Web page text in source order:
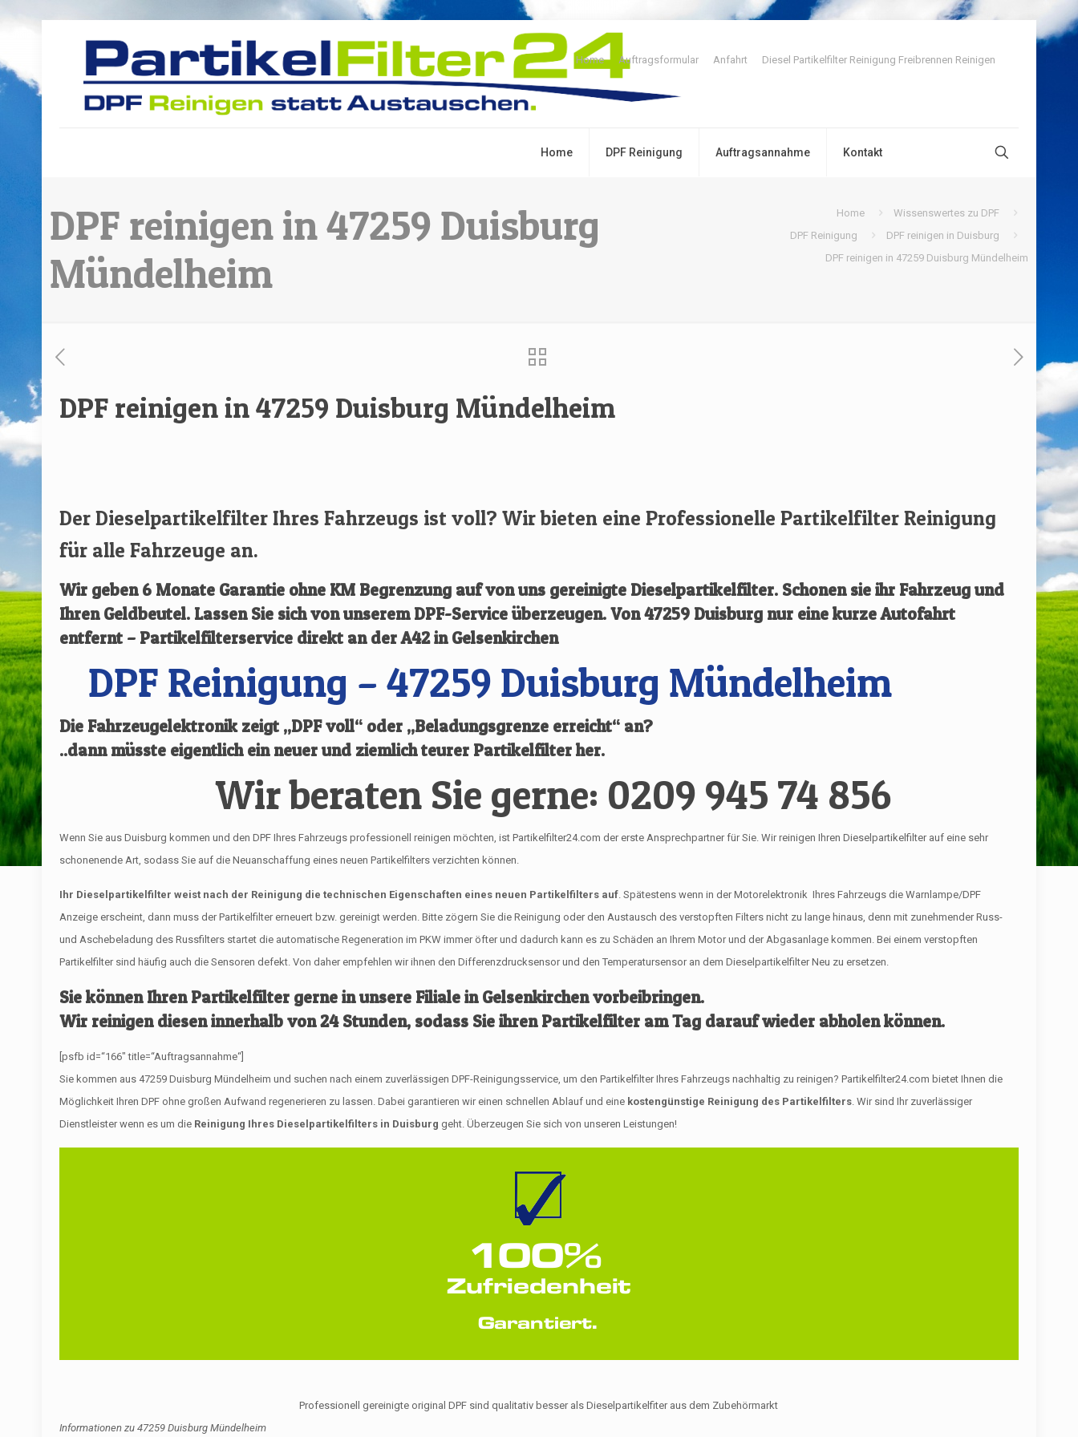
Home DPF Reinigung Auftragsannahme Kontakt
Home Auftragsformular Anfahrt Diesel Partikelfilter Reinigung Freibrennen Reinigen
DPF reinigen in 47259 Duisburg
Mündelheim
Home
Wissenswertes zu DPF
DPF Reinigung
DPF reinigen in Duisburg
DPF reinigen in 47259 Duisburg Mündelheim
DPF reinigen in 47259 Duisburg Mündelheim
Der Dieselpartikelfilter Ihres Fahrzeugs ist voll? Wir bieten eine Professionelle Partikelfilter Reinigung
für alle Fahrzeuge an.
Wir geben 6 Monate Garantie ohne KM Begrenzung auf von uns gereinigte Dieselpartikelfilter. Schonen sie ihr Fahrzeug und
Ihren Geldbeutel. Lassen Sie sich von unserem DPF-Service überzeugen.Von47259 Duisburg nur eine kurze Autofahrt
entfernt – Partikelfilterservice direkt an der A42 in Gelsenkirchen
DPF Reinigung – 47259 Duisburg Mündelheim
Die Fahrzeugelektronik zeigt „DPF voll“ oder „Beladungsgrenze erreicht“ an?
..dann müsste eigentlich ein neuer und ziemlich teurer Partikelfilter her.
Wir beraten Sie gerne: 0209 945 74 856
Wenn Sie aus Duisburg kommen und den DPF Ihres Fahrzeugs professionell reinigen möchten, ist Partikelfilter24.com der erste Ansprechpartner für Sie. Wir reinigen Ihren Dieselpartikelfilter auf eine sehr
schonenende Art, sodass Sie auf die Neuanschaffung eines neuen Partikelfilters verzichten können.
Ihr Dieselpartikelfilter weist nach der Reinigung die technischen Eigenschaften eines neuen Partikelfilters auf. Spätestens wenn in der Motorelektronik Ihres Fahrzeugs die Warnlampe/DPF
Anzeige erscheint, dann muss der Partikelfilter erneuert bzw. gereinigt werden. Bitte zögern Sie die Reinigung oder den Austausch des verstopften Filters nicht zu lange hinaus, denn mit zunehmender Russ-
und Aschebeladung des Russfilters startet die automatische Regeneration im PKW immer öfter und dadurch kann es zu Schäden an Ihrem Motor und der Abgasanlage kommen. Bei einem verstopften
Partikelfilter sind häufig auch die Sensoren defekt. Von daher empfehlen wir ihnen den Differenzdrucksensor und den Temperatursensor an dem Dieselpartikelfilter Neu zu ersetzen.
Sie können Ihren Partikelfilter gerne in unsere Filiale in Gelsenkirchen vorbeibringen.
Wir reinigen diesen innerhalb von 24 Stunden, sodass Sie ihren Partikelfilter am Tag darauf wieder abholen können.
[psfb id=“166″ title=“Auftragsannahme“]
Sie kommen aus 47259 Duisburg Mündelheim und suchen nach einem zuverlässigen DPF-Reinigungsservice, um den Partikelfilter Ihres Fahrzeugs nachhaltig zu reinigen? Partikelfilter24.com bietet Ihnen die
Möglichkeit Ihren DPF ohne großen Aufwand regenerieren zu lassen. Dabei garantieren wir einen schnellen Ablauf und eine kostengünstige Reinigung des Partikelfilters. Wir sind Ihr zuverlässiger
Dienstleister wenn es um die Reinigung Ihres Dieselpartikelfilters in Duisburg geht. Überzeugen Sie sich von unseren Leistungen!
Professionell gereinigte original DPF sind qualitativ besser als Dieselpartikelfiter aus dem Zubehörmarkt
Informationen zu47259 Duisburg Mündelheim